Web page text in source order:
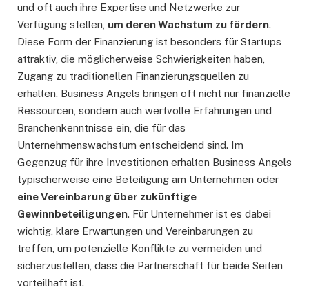
und oft auch ihre Expertise und Netzwerke zur
Verfügung stellen, um deren Wachstum zu fördern.
Diese Form der Finanzierung ist besonders für Startups
attraktiv, die möglicherweise Schwierigkeiten haben,
Zugang zu traditionellen Finanzierungsquellen zu
erhalten. Business Angels bringen oft nicht nur finanzielle
Ressourcen, sondern auch wertvolle Erfahrungen und
Branchenkenntnisse ein, die für das
Unternehmenswachstum entscheidend sind. Im
Gegenzug für ihre Investitionen erhalten Business Angels
typischerweise eine Beteiligung am Unternehmen oder
eine Vereinbarung über zukünftige
Gewinnbeteiligungen. Für Unternehmer ist es dabei
wichtig, klare Erwartungen und Vereinbarungen zu
treffen, um potenzielle Konflikte zu vermeiden und
sicherzustellen, dass die Partnerschaft für beide Seiten
vorteilhaft ist.